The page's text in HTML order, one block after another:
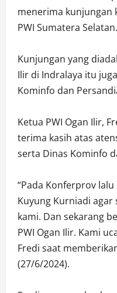
menerima kunjungan
PWI Sumatera Selatan.
Kunjungan yang
Ilir di Indralaya itu
Kominfo dan
Ketua PWI Ogan Ilir,
terima kasih atas
serta Dinas Kominfo
“Pada Konferprov
Kuyung Kurniadi
kami. Dan sekarang
PWI Ogan Ilir. Kami
Fredi saat
(27/6/2024).